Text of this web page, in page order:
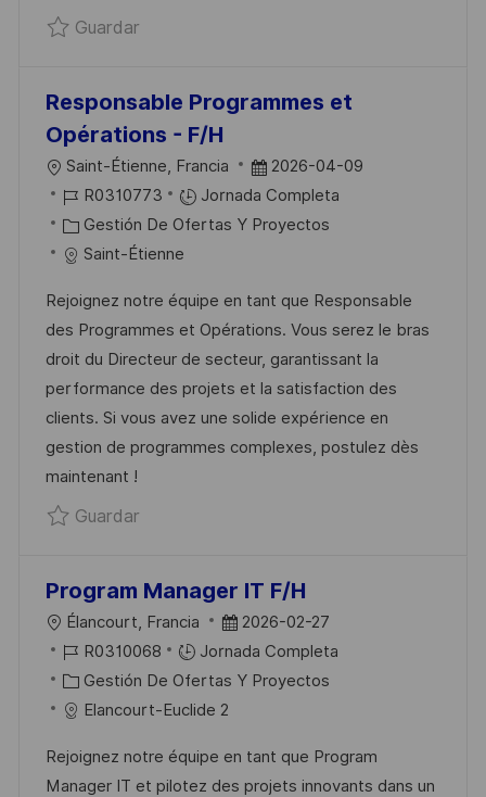
Ó
N
GuardarGuardar Responsable Projet Offsets
Responsable Programmes et
Opérations - F/H
U
B
C
C
I
Ó
N
Saint-Étienne, Francia
F
E
C
D
E
P
U
B
L
Ó
N
2026-04-09
I
D
D
E
M
P
L
E
O
R0310773
Jornada Completa
C
A
E
G
O
R
Í
A
Gestión De Ofertas Y Proyectos
Saint-Étienne
Rejoignez notre équipe en tant que Responsable
des Programmes et Opérations. Vous serez le bras
droit du Directeur de secteur, garantissant la
performance des projets et la satisfaction des
clients. Si vous avez une solide expérience en
gestion de programmes complexes, postulez dès
maintenant !
GuardarGuardar Responsable Programmes et
Program Manager IT F/H
U
B
C
C
Élancourt, Francia
F
E
C
H
D
2026-02-27
I
D
D
E
R0310068
Jornada Completa
C
A
E
Gestión De Ofertas Y Proyectos
Elancourt-Euclide 2
Rejoignez notre équipe en tant que Program
Manager IT et pilotez des projets innovants dans un